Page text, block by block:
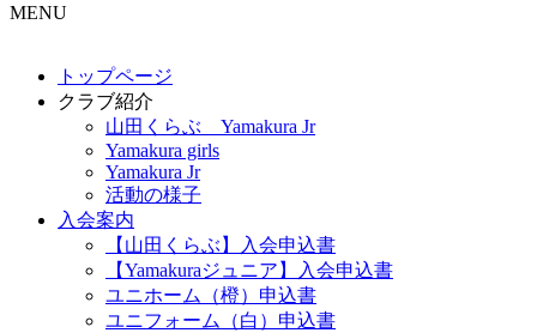
MENU
トップページ
クラブ紹介
山田くらぶ Yamakura Jr
Yamakura girls
Yamakura Jr
活動の様子
入会案内
【山田くらぶ】入会申込書
【Yamakuraジュニア】入会申込書
ユニホーム（橙）申込書
ユニフォーム（白）申込書